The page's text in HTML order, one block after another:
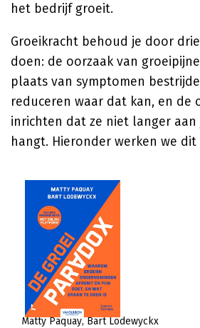
het bedrijf groeit.
Groeikracht behoud je door
doen: de oorzaak van
plaats van symptomen
reduceren waar dat kan, en de
inrichten dat ze niet langer
hangt. Hieronder werken we
Matty Paquay Bart Lodewyckx